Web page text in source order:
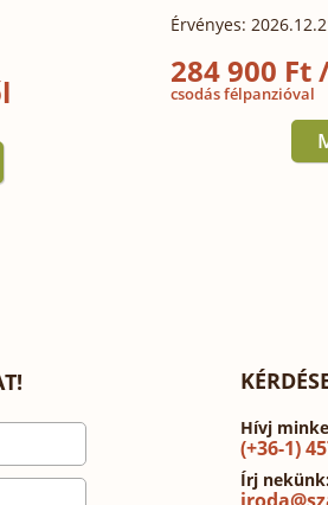
Érvényes:
284 900 Ft
csodás félpanzióval
Hívj
(+36-1)
Írj